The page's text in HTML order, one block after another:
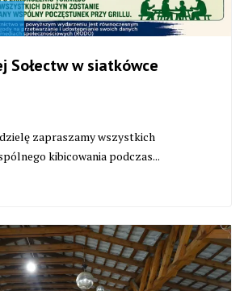
Sołectw w siatkówce
zapraszamy wszystkich
kibicowania podczas...